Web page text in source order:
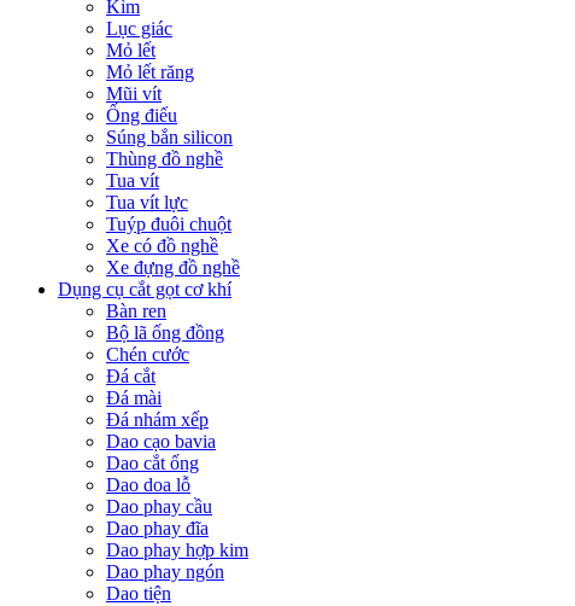
Kìm
Lục giác
Mỏ lết
Mỏ lết răng
Mũi vít
Ống điếu
Súng bắn silicon
Thùng đồ nghề
Tua vít
Tua vít lực
Tuýp đuôi chuột
Xe có đồ nghề
Xe đựng đồ nghề
Dụng cụ cắt gọt cơ khí
Bàn ren
Bộ lã ống đồng
Chén cước
Đá cắt
Đá mài
Đá nhám xếp
Dao cạo bavia
Dao cắt ống
Dao doa lỗ
Dao phay cầu
Dao phay đĩa
Dao phay hợp kim
Dao phay ngón
Dao tiện